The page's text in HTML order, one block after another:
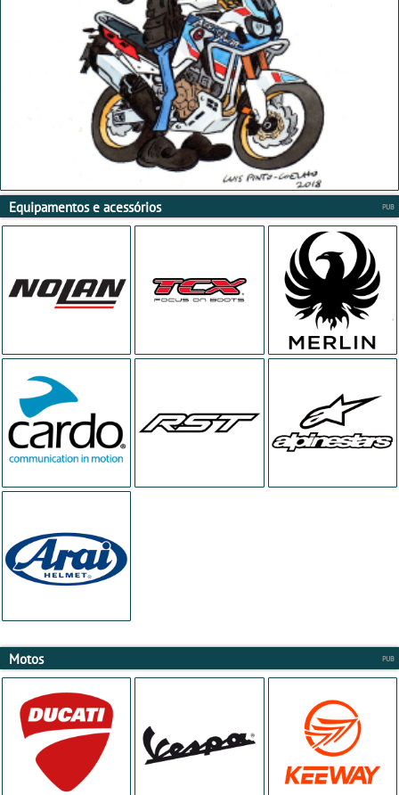
Equipamentos e acessórios
Motos